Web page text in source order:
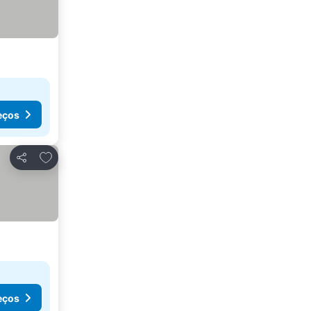
Partilhar
Adicionar aos favoritos